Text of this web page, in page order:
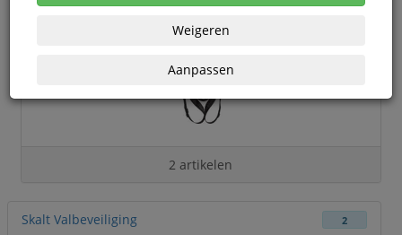
2 artikelen
Skalt Valbeveiliging 2
Weigeren
Aanpassen